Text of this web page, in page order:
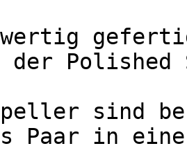
der Polished
sind
Paar in